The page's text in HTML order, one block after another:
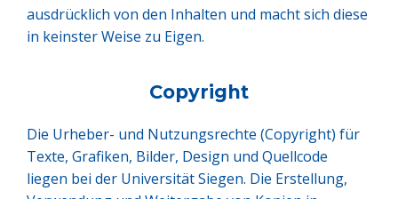
ausdrücklich von den Inhalten und macht sich diese
in keinster Weise zu Eigen.
Copyright
Die Urheber- und Nutzungsrechte (Copyright) für
Texte, Grafiken, Bilder, Design und Quellcode
liegen bei der Universität Siegen. Die Erstellung,